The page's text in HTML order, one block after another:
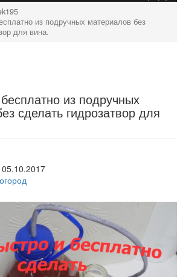
из подручных материалов без
для вина.
из подручных
сделать гидрозатвор для
05.10.2017